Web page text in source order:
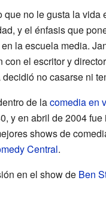
que no le gusta la vida
y el énfasis que
la escuela media.
con el escritor y
no casarse ni
de lacomedia en
y en abril de 2004
shows de
Central.
en el show de Ben